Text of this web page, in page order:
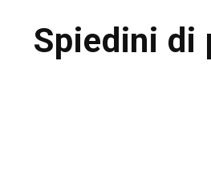
Spiedini di